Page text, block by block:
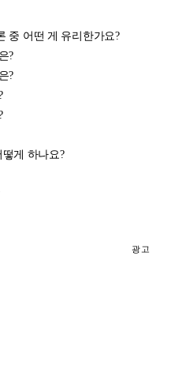
중 어떤 게 유리한가요?
?
?
게 하나요?
광고